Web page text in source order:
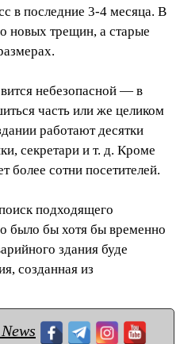
в последние 3-4 месяца. В
новых трещин, а старые
небезопасной — в
часть или же целиком
работают десятки
секретари и т. д. Кроме
более сотни посетителей.
подходящего
было бы хотя бы временно
здания буде
созданная из